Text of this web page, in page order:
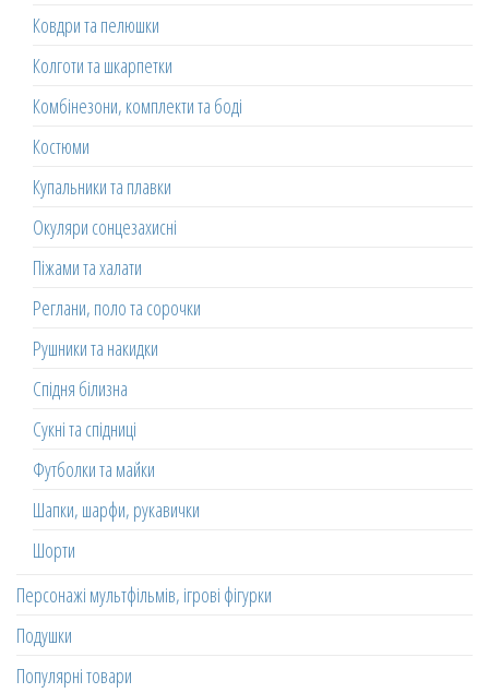
Ковдри та пелюшки
Колготи та шкарпетки
Комбінезони, комплекти та боді
Костюми
Купальники та плавки
Окуляри сонцезахисні
Піжами та халати
Реглани, поло та сорочки
Рушники та накидки
Спідня білизна
Сукні та спідниці
Футболки та майки
Шапки, шарфи, рукавички
Шорти
Персонажі мультфільмів, ігрові фігурки
Подушки
Популярні товари